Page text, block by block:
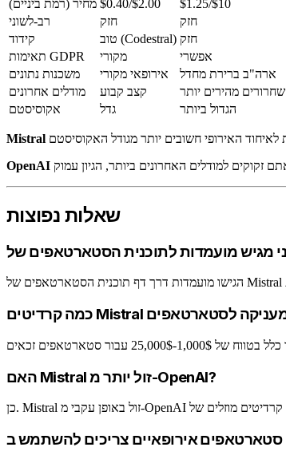
מחיר (רמת ביניים) $0.40/$2.00
$1.25/$10
רב-לשוני
חזק
חזק
קידוד
טוב (Codestral) חזק
תאימות GDPR
מקורי
אפשרי
משכנות נתונים
אירופאי מקורי
ארה"ב ברירת מחדל
מודלים אחרונים
קצב קבוע
שחרורים מהירים יותר
אקוסיסטם
גדל הגדול ביותר
שאלות נפוצות
האם Mistral זול יותר מ-OpenAI?